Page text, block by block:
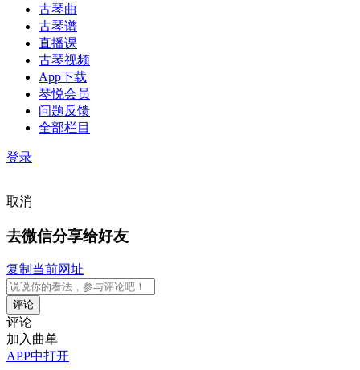
古琴曲
古琴谱
直播课
古琴视频
App下载
琴悦会员
问题反馈
全部栏目
登录
取消
去微信分享给好友
复制当前网址
评论
评论
加入曲单
APP中打开